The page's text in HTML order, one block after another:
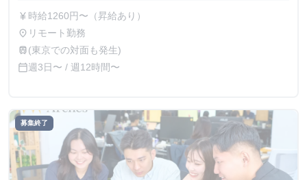
currency_yen 時給1260円〜（昇給あり）
place リモート勤務
train (東京での対面も発生)
calendar_today週3日〜 / 週12時間〜
募集終了